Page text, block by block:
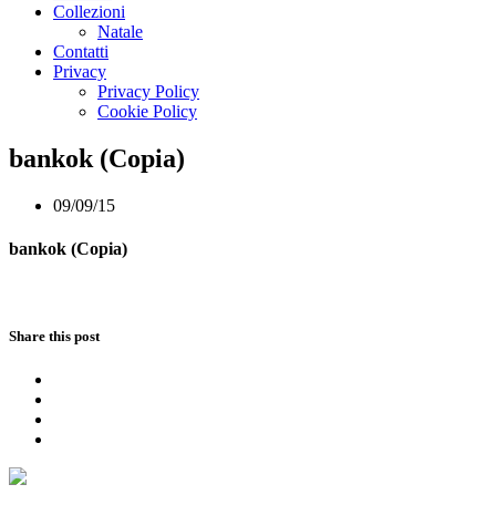
Collezioni
Natale
Contatti
Privacy
Privacy Policy
Cookie Policy
bankok (Copia)
09/09/15
bankok (Copia)
Share this post